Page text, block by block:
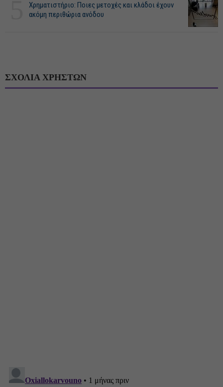
Χρηματιστήριο: Ποιες μετοχές και κλάδοι έχουν
ακόμη περιθώρια ανόδου
ΣΧΟΛΙΑ ΧΡΗΣΤΩΝ